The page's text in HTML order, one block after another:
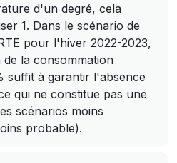
d'un degré, cela
1. Dans le scénario de
pour l'hiver 2022-2023,
la consommation
suffit à garantir l'absence
qui ne constitue pas une
scénarios moins
probable).